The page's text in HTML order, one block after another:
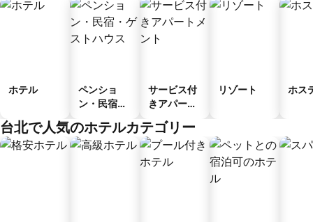
ホテル
ペンショ
ン・民宿・
ス
サービス付
きアパート
リゾート ホス
台北で人気のホテルカテゴリー